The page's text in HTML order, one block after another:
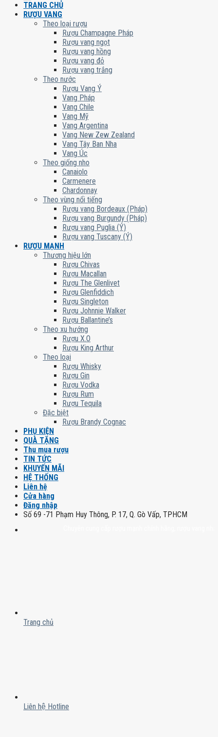
TRANG CHỦ
RƯỢU VANG
Theo loại rượu
Rượu Champagne Pháp
Rượu vang ngọt
Rượu vang hồng
Rượu vang đỏ
Rượu vang trắng
Theo nước
Rượu Vang Ý
Vang Pháp
Vang Chile
Vang Mỹ
Vang Argentina
Vang New Zew Zealand
Vang Tây Ban Nha
Vang Úc
Theo giống nho
Canaiolo
Carmenere
Chardonnay
Theo vùng nổi tiếng
Rượu vang Bordeaux (Pháp)
Rượu vang Burgundy (Pháp)
Rượu vang Puglia (Ý)
Rượu vang Tuscany (Ý)
RƯỢU MẠNH
Thương hiệu lớn
Rượu Chivas
Rượu Macallan
Rượu The Glenlivet
Rượu Glenfiddich
Rượu Singleton
Rượu Johnnie Walker
Rượu Ballantine’s
Theo xu hướng
Rượu X.O
Rượu King Arthur
Theo loại
Rượu Whisky
Rượu Gin
Rượu Vodka
Rượu Rum
Rượu Tequila
Đặc biệt
Rượu Brandy Cognac
PHỤ KIỆN
QUÀ TẶNG
Thu mua rượu
TIN TỨC
KHUYẾN MÃI
HỆ THỐNG
Liên hệ
Cửa hàng
Đăng nhập
Số 69 -71 Phạm Huy Thông, P. 17, Q. Gò Vấp, TPHCM
Trang chủ
Liên hệ Hotline